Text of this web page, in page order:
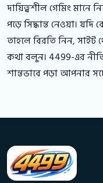
দায়িত্বশীল গেমিং মানে
পড়ে সিদ্ধান্ত নেওয়া।
তাহলে বিরতি নিন, সাইট
কথা বলুন। 4499-এর
শান্তভাবে পড়া আপনার